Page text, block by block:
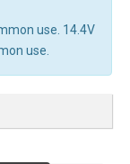
use. 14.4V
use.